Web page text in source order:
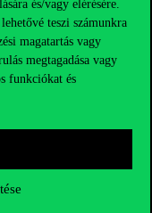
és/vagy elérésére.
teszi számunkra
magatartás vagy
megtagadása vagy
funkciókat és